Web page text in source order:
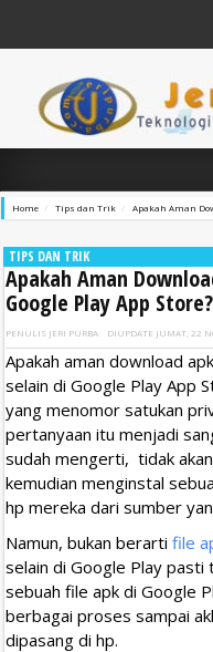
Home Tips dan Trik Apakah Aman
TIPS DAN TRIK
Apakah Aman
Google Play App Store?
PENULIS JERI PURBA DIUPDATE JUMAT, 22
Apakah aman download
selain di Google Play App
yang menomor satukan
pertanyaan itu menjadi
sudah mengerti, tidak
kemudian menginstal
hp mereka dari sumber
Namun, bukan berarti file
selain di Google Play pasti
sebuah file apk di Google
berbagai proses sampai
dipasang di hp.